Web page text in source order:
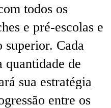
todos os
e pré-escolas e
superior. Cada
de
sua estratégia
entre os